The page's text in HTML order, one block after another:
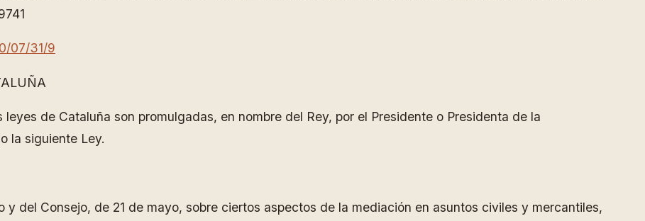
07/31/9
de Cataluña son promulgadas, en nombre del Rey, por el Presidente o Presidenta de la
la siguiente Ley.
del Consejo, de 21 de mayo, sobre ciertos aspectos de la mediación en asuntos civiles y mercantiles,